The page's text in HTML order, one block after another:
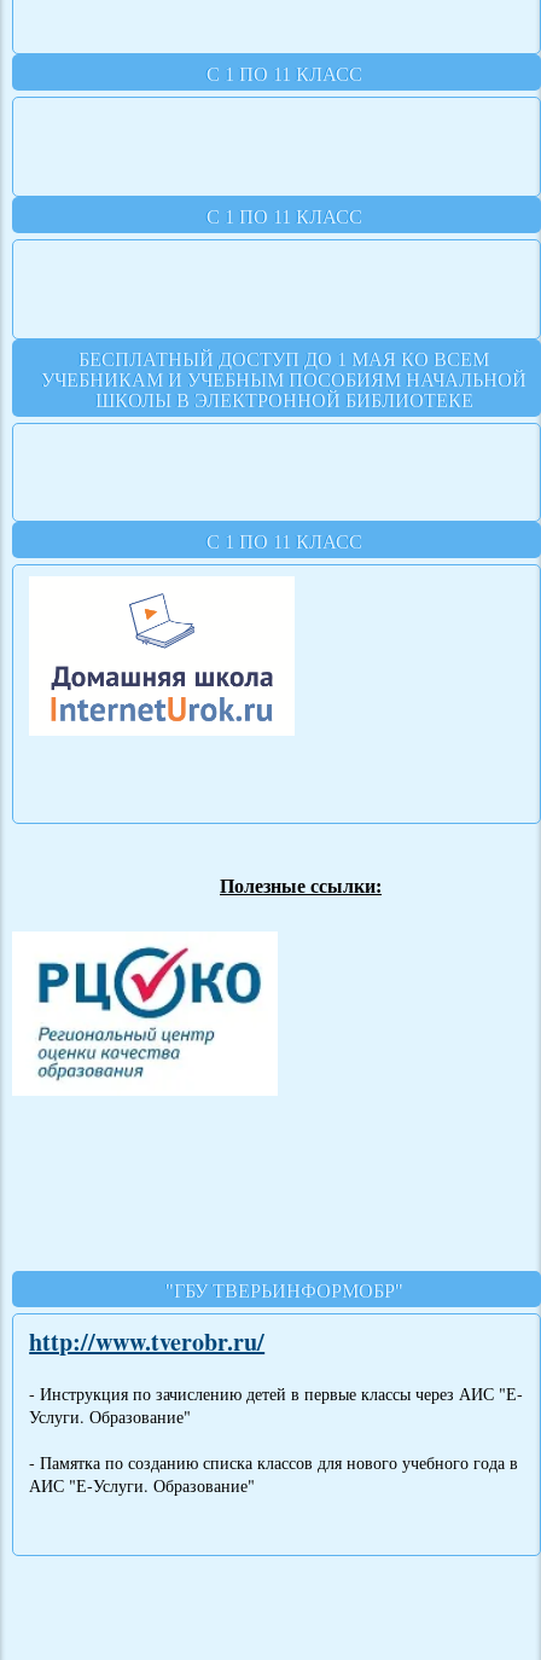
С 1 ПО 11 КЛАСС
С 1 ПО 11 КЛАСС
БЕСПЛАТНЫЙ ДОСТУП ДО 1 МАЯ КО ВСЕМ
УЧЕБНИКАМ И УЧЕБНЫМ ПОСОБИЯМ НАЧАЛЬНОЙ
ШКОЛЫ В ЭЛЕКТРОННОЙ БИБЛИОТЕКЕ
С 1 ПО 11 КЛАСС
Полезные ссылки:
"ГБУ ТВЕРЬИНФОРМОБР"
http://www.tverobr.ru/
- Инструкция по зачислению детей в первые классы через АИС "Е-
Услуги. Образование"
- Памятка по созданию списка классов для нового учебного года в
АИС "Е-Услуги. Образование"